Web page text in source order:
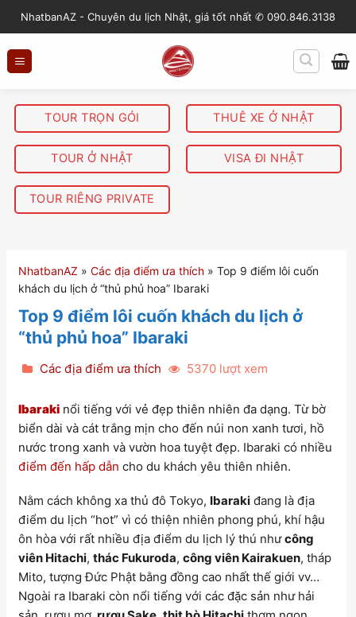
NhatbanAZ - Chuyên du lịch Nhật, giá tốt nhất ✆ 090.846.3138
TOUR TRỌN GÓI
TOUR Ở NHẬT
TOUR RIÊNG PRIVATE
THUÊ XE Ở NHẬT
VISA ĐI NHẬT
NhatbanAZ » Các địa điểm ưa thích » Top 9 điểm lôi cuốn
khách du lịch ở “thủ phủ hoa” Ibaraki
Top 9 điểm lôi cuốn khách du lịch ở
“thủ phủ hoa” Ibaraki
Các địa điểm ưa thích 5370 lượt xem
Ibaraki nổi tiếng với vẻ đẹp thiên nhiên đa dạng. Từ bờ
biển dài và cát trắng mịn cho đến núi non xanh tươi, hồ
nước trong xanh và vườn hoa tuyệt đẹp. Ibaraki có nhiều
điểm đến hấp dẫn cho du khách yêu thiên nhiên.
Nằm cách không xa thủ đô Tokyo, Ibaraki đang là địa
điểm du lịch “hot” vì có thiện nhiên phong phú, khí hậu
ôn hòa với rất nhiều địa điểm du lịch lý thú nhưcông
viên Hitachi, thác Fukuroda, công viên Kairakuen, tháp
Mito, tượng Đức Phật bằng đồng cao nhất thế giới vv…
Ngoài ra Ibaraki còn nổi tiếng với các đặc sản như hải